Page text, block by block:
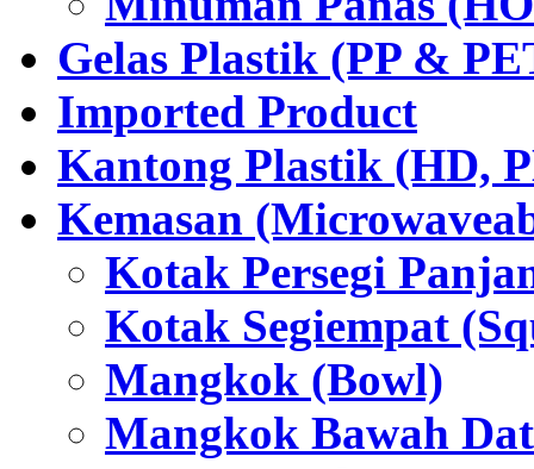
Gelas Plastik (PP &
Imported Product
Kantong Plastik (HD,
Kemasan
Kotak Persegi
Kotak Segiempat
Mangkok (Bowl)
Mangkok Bawah